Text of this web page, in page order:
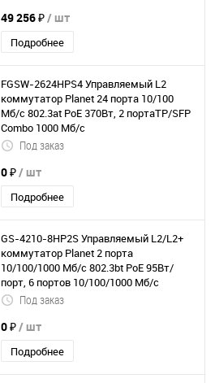
49 256 ₽/ шт
Подробнее
FGSW-2624HPS4 Управляемый L2
коммутатор Planet 24 порта 10/100
Мб/с 802.3at PoE 370Вт, 2 портаTP/SFP
Combo 1000 Мб/с
Под заказ
0 ₽/ шт
Подробнее
GS-4210-8HP2S Управляемый L2/L2+
коммутатор Planet 2 порта
10/100/1000 Мб/с 802.3bt PоЕ 95Вт/
порт, 6 портов 10/100/1000 Мб/с
802.3at РоЕ, 2 слота SFP 100/1000 Мб/с
Под заказ
0 ₽/ шт
Подробнее